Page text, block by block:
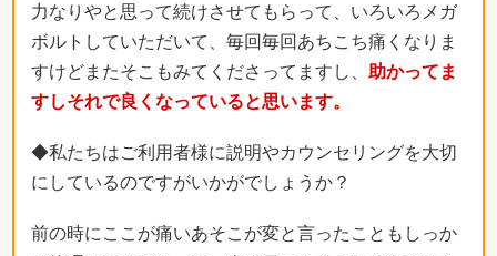
力なりやと思って続けさせてもらって、いろいろメガ
ボルトしていただいて、毎回毎回あちこち痛くなりま
すけどまたそこもみてくださってますし、 助かってま
すしそれで良くなっていると思います。
◆私たちはご利用者様に説明やカウンセリングを大切
にしているのですがいかがでしょうか？
前の時にここが痛いあそこが変と言ったこともしっか